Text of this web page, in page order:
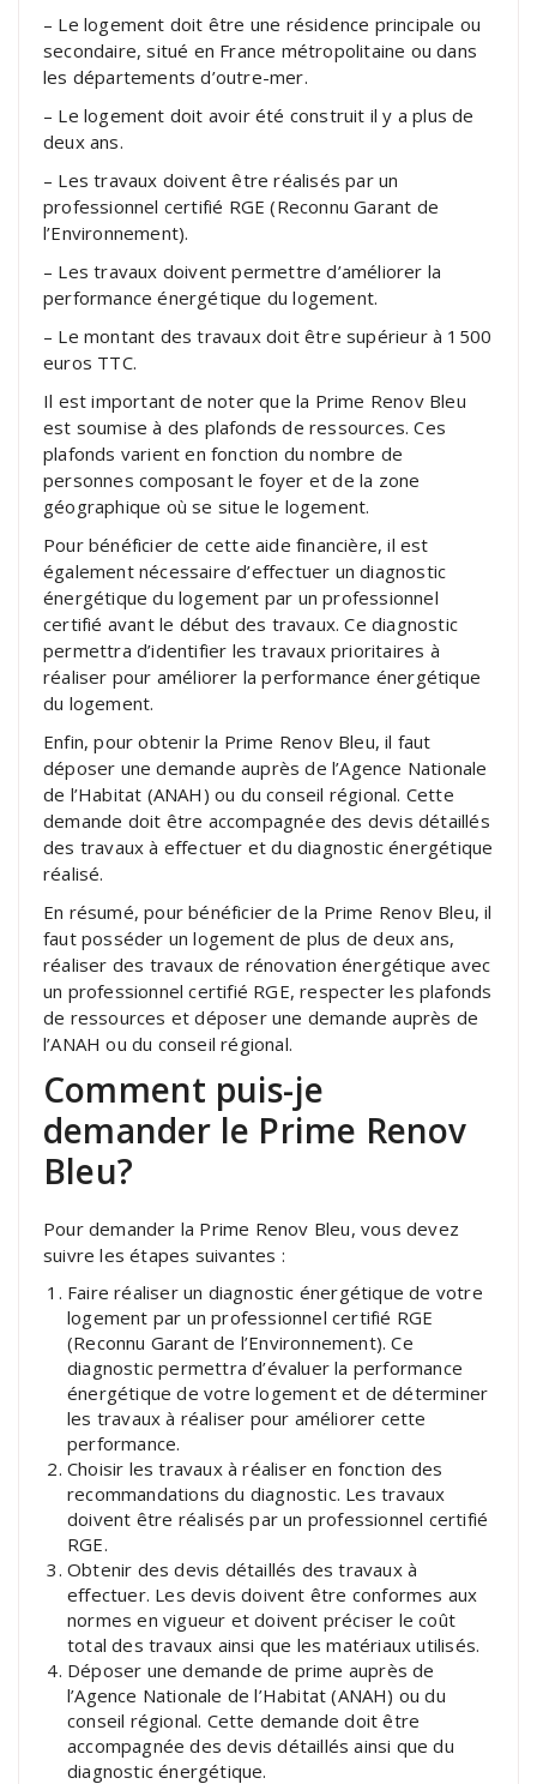
– Le logement doit être une résidence principale ou
secondaire, situé en France métropolitaine ou dans
les départements d’outre-mer.
– Le logement doit avoir été construit il y a plus de
deux ans.
– Les travaux doivent être réalisés par un
professionnel certifié RGE (Reconnu Garant de
l’Environnement).
– Les travaux doivent permettre d’améliorer la
performance énergétique du logement.
– Le montant des travaux doit être supérieur à 1500
euros TTC.
Il est important de noter que la Prime Renov Bleu
est soumise à des plafonds de ressources. Ces
plafonds varient en fonction du nombre de
personnes composant le foyer et de la zone
géographique où se situe le logement.
Pour bénéficier de cette aide financière, il est
également nécessaire d’effectuer un diagnostic
énergétique du logement par un professionnel
certifié avant le début des travaux. Ce diagnostic
permettra d’identifier les travaux prioritaires à
réaliser pour améliorer la performance énergétique
du logement.
Enfin, pour obtenir la Prime Renov Bleu, il faut
déposer une demande auprès de l’Agence Nationale
de l’Habitat (ANAH) ou du conseil régional. Cette
demande doit être accompagnée des devis détaillés
des travaux à effectuer et du diagnostic énergétique
réalisé.
En résumé, pour bénéficier de la Prime Renov Bleu, il
faut posséder un logement de plus de deux ans,
réaliser des travaux de rénovation énergétique avec
un professionnel certifié RGE, respecter les plafonds
de ressources et déposer une demande auprès de
l’ANAH ou du conseil régional.
Comment puis-je
demander le Prime Renov
Bleu?
Pour demander la Prime Renov Bleu, vous devez
suivre les étapes suivantes :
Faire réaliser un diagnostic énergétique de votre
logement par un professionnel certifié RGE
(Reconnu Garant de l’Environnement). Ce
diagnostic permettra d’évaluer la performance
énergétique de votre logement et de déterminer
les travaux à réaliser pour améliorer cette
performance.
Choisir les travaux à réaliser en fonction des
recommandations du diagnostic. Les travaux
doivent être réalisés par un professionnel certifié
RGE.
Obtenir des devis détaillés des travaux à
effectuer. Les devis doivent être conformes aux
normes en vigueur et doivent préciser le coût
total des travaux ainsi que les matériaux utilisés.
Déposer une demande de prime auprès de
l’Agence Nationale de l’Habitat (ANAH) ou du
conseil régional. Cette demande doit être
accompagnée des devis détaillés ainsi que du
diagnostic énergétique.